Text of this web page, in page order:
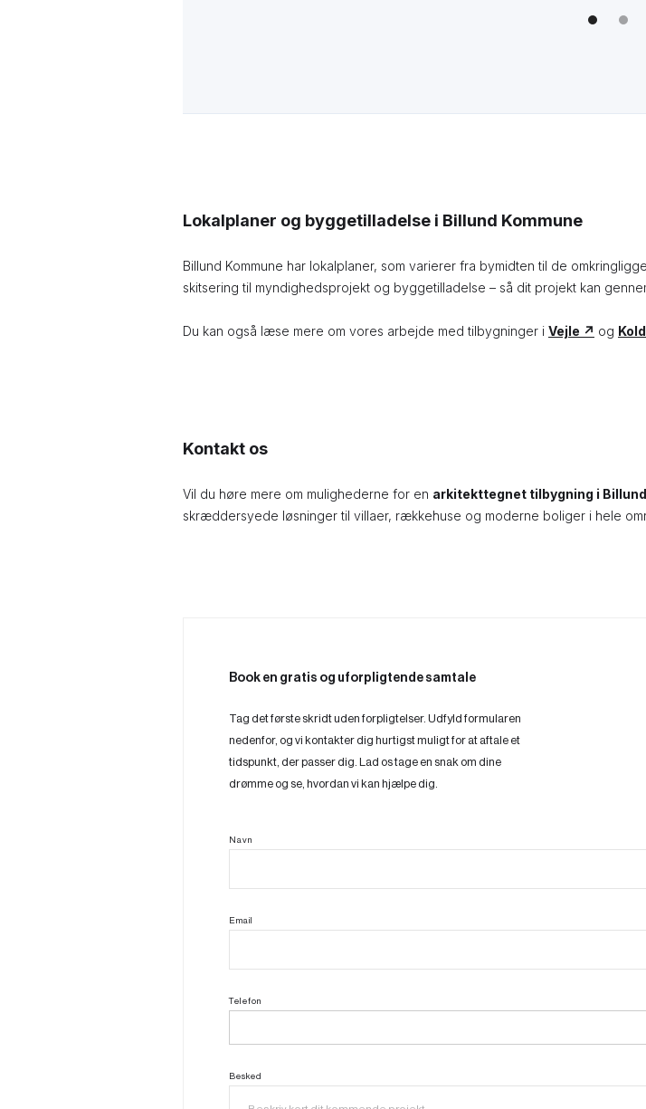
Lokalplaner og byggetilladelse i Billund Kommune
Billund Kommune har lokalplaner, som varierer fra bymidten til de
skitsering til myndighedsprojekt og byggetilladelse – så dit projekt kan
Du kan også læse mere om vores arbejde med tilbygninger i Vejle ↗ og
Kontakt os
Vil du høre mere om mulighederne for en arkitekttegnet tilbygning i Billund
skræddersyede løsninger til villaer, rækkehuse og moderne boliger i hele
Book en gratis og uforpligtende samtale
Tag det første skridt uden forpligtelser. Udfyld formularen
nedenfor, og vi kontakter dig hurtigst muligt for at aftale et
tidspunkt, der passer dig. Lad os tage en snak om dine
drømme og se, hvordan vi kan hjælpe dig.
Navn
Email
Telefon
Besked